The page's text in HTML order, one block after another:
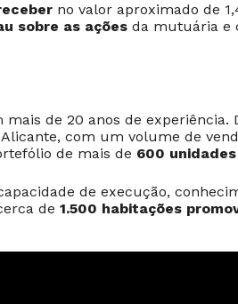
no valor aproximado de
sobre as ações da mutuária e
de 20 anos de experiência.
com um volume de
de mais de 600
de execução,
de 1.500 habitações